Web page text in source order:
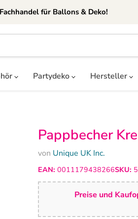
für Ballons & Deko!
Partydeko Hersteller
Pappbecher
von Unique UK Inc.
EAN: 0011179438266SKU:
Preise und